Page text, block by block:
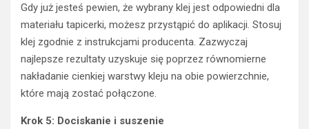
Gdy już jesteś pewien, że wybrany klej jest odpowiedni dla
materiału tapicerki, możesz przystąpić do aplikacji. Stosuj
klej zgodnie z instrukcjami producenta. Zazwyczaj
najlepsze rezultaty uzyskuje się poprzez równomierne
nakładanie cienkiej warstwy kleju na obie powierzchnie,
które mają zostać połączone.
Krok 5: Dociskanie i suszenie